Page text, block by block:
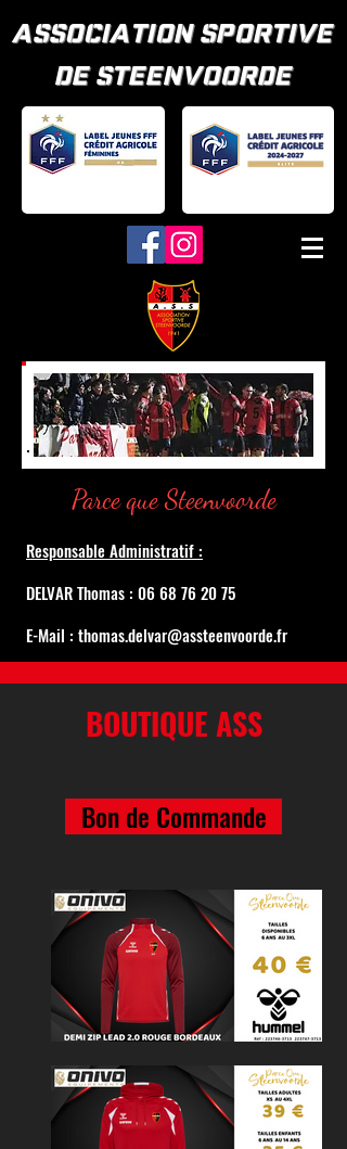
ASSOCIATION SPORTIVE
DE STEENVOORDE
Parce que Steenvoorde
Responsable Administratif :
DELVAR Thomas : 06 68 76 20 75
E-Mail : thomas.delvar@assteenvoorde.fr
BOUTIQUE ASS
Bon de Commande